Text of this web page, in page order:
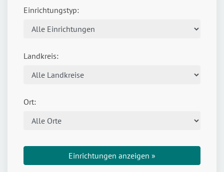
Einrichtungstyp:
Landkreis:
Ort:
Einrichtungen anzeigen »